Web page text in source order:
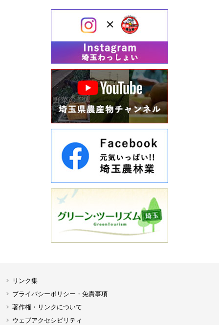
リンク集
プライバシーポリシー・免責事項
著作権・リンクについて
ウェブアクセシビリティ